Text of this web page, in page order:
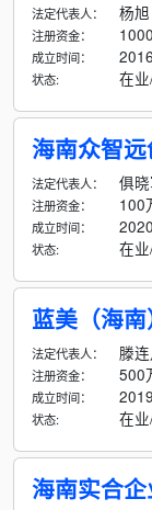
法定代表人： 杨旭
注册资金：
成立时间：
状态: 在
海南众智
法定代表人： 俱
注册资金： 100
成立时间：
状态: 在
蓝美（海
法定代表人： 滕连
注册资金： 500
成立时间：
状态: 在
海南实合